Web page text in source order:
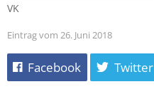
VK
Eintrag vom 26. Juni 2018
Facebook Twitter